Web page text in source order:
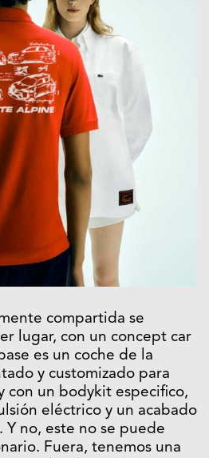
compartida se
lugar, con un concept car
es un coche de la
y customizado para
con un bodykit especifico,
eléctrico y un acabado
Y no, este no se puede
Fuera, tenemos una